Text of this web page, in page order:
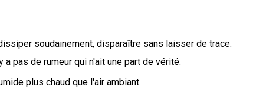
soudainement, disparaître sans laisser de trace.
a pas de rumeur qui n'ait une part de vérité.
plus chaud que l'air ambiant.